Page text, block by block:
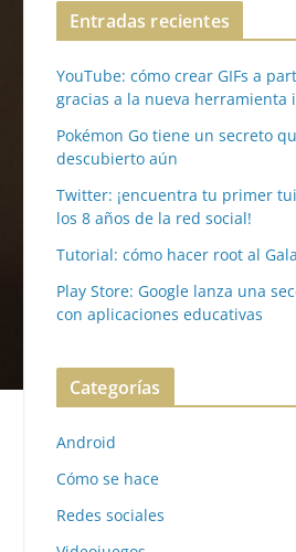
Entradas recientes
YouTube: cómo crear GIFs a
gracias a la nueva herramienta
Pokémon Go tiene un secreto
descubierto aún
Twitter: ¡encuentra tu primer
los 8 años de la red social!
Tutorial: cómo hacer root al
Play Store: Google lanza una
con aplicaciones educativas
Categorías
Android
Cómo se hace
Redes sociales